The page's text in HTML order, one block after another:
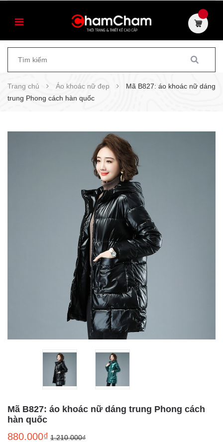
Trang chủ Áo khoác nữ đẹp
Mã B827: áo khoác nữ dáng
trung Phong cách hàn quốc
Mã B827: áo khoác nữ dáng trung Phong cách
hàn quốc
880.000₫ 1.210.000₫